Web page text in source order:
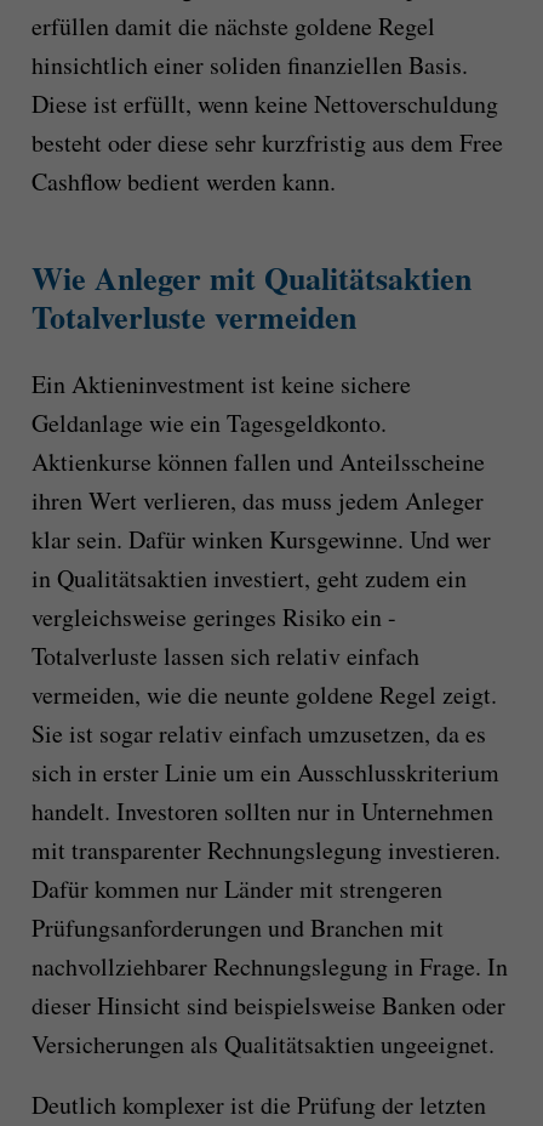
erfüllen damit die nächste goldene Regel
hinsichtlich einer soliden finanziellen Basis.
Diese ist erfüllt, wenn keine Nettoverschuldung
besteht oder diese sehr kurzfristig aus dem Free
Cashflow bedient werden kann.
Wie Anleger mit Qualitätsaktien
Totalverluste vermeiden
Ein Aktieninvestment ist keine sichere
Geldanlage wie ein Tagesgeldkonto.
Aktienkurse können fallen und Anteilsscheine
ihren Wert verlieren, das muss jedem Anleger
klar sein. Dafür winken Kursgewinne. Und wer
in Qualitätsaktien investiert, geht zudem ein
vergleichsweise geringes Risiko ein -
Totalverluste lassen sich relativ einfach
vermeiden, wie die neunte goldene Regel zeigt.
Sie ist sogar relativ einfach umzusetzen, da es
sich in erster Linie um ein Ausschlusskriterium
handelt. Investoren sollten nur in Unternehmen
mit transparenter Rechnungslegung investieren.
Dafür kommen nur Länder mit strengeren
Prüfungsanforderungen und Branchen mit
nachvollziehbarer Rechnungslegung in Frage. In
dieser Hinsicht sind beispielsweise Banken oder
Versicherungen als Qualitätsaktien ungeeignet.
Deutlich komplexer ist die Prüfung der letzten